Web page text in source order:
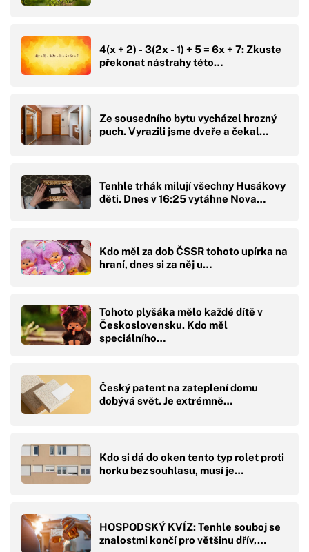
4(x + 2) - 3(2x - 1) + 5 = 6x + 7: Zkuste
překonat nástrahy této…
Ze sousedního bytu vycházel hrozný
puch. Vyrazili jsme dveře a čekal…
Tenhle trhák milují všechny Husákovy
děti. Dnes v 16:25 vytáhne Nova…
Kdo měl za dob ČSSR tohoto upírka na
hraní, dnes si za něj u…
Tohoto plyšáka mělo každé dítě v
Československu. Kdo měl
speciálního…
Český patent na zateplení domu
dobývá svět. Je extrémně…
Kdo si dá do oken tento typ rolet proti
horku bez souhlasu, musí je…
HOSPODSKÝ KVÍZ: Tenhle souboj se
znalostmi končí pro většinu dřív,…